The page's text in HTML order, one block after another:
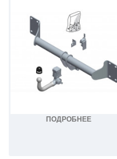
ПОДРОБНЕЕ